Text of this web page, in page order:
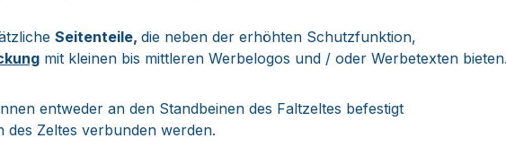
Seitenteile, die neben der erhöhten Schutzfunktion,
mit kleinen bis mittleren Werbelogos und / oder Werbetexten
entweder an den Standbeinen des Faltzeltes befestigt
des Zeltes verbunden werden.